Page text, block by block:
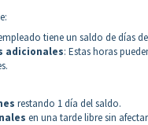
tiene un saldo de días
adicionales: Estas horas
restando 1 día del saldo.
en una tarde libre sin